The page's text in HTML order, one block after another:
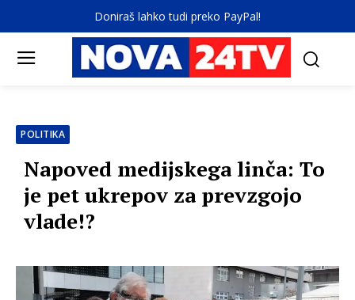
Doniraš lahko tudi preko PayPal!
POLITIKA
Napoved medijskega linča: To
je pet ukrepov za prevzgojo
vlade!?